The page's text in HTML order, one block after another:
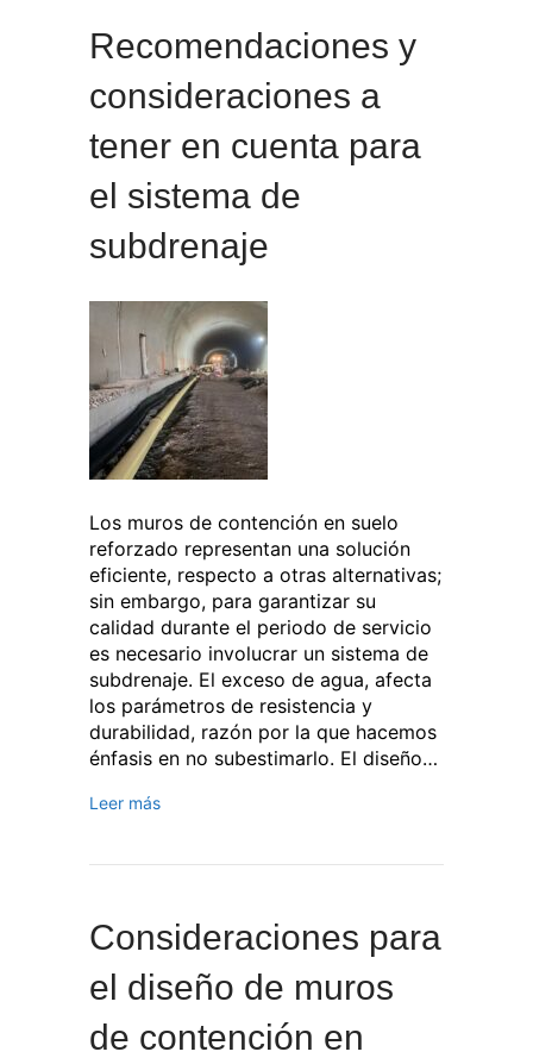
Recomendaciones y
consideraciones a
tener en cuenta para
el sistema de
subdrenaje
Los muros de contención en suelo
reforzado representan una solución
eficiente, respecto a otras alternativas;
sin embargo, para garantizar su
calidad durante el periodo de servicio
es necesario involucrar un sistema de
subdrenaje. El exceso de agua, afecta
los parámetros de resistencia y
durabilidad, razón por la que hacemos
énfasis en no subestimarlo. El diseño…
Leer más
Consideraciones para
el diseño de muros
de contención en